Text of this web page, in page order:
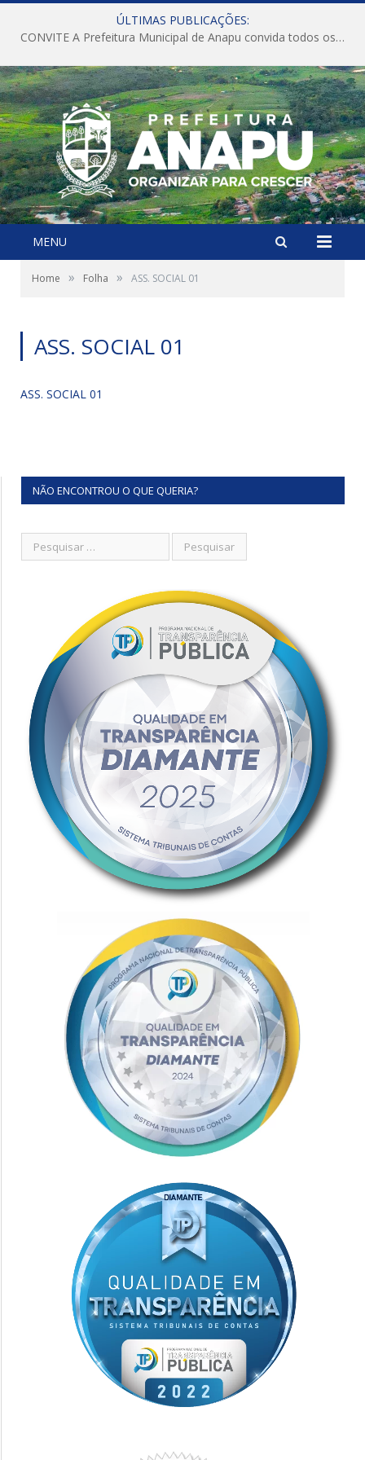
ÚLTIMAS PUBLICAÇÕES:
CONVITE A Prefeitura Municipal de Anapu convida todos os servidores públicos municipais para participarem da Audiência Pública de discussão da Lei de Diretrizes Orçamentárias (LDO), importante instrumento de planejamento das ações e investimentos da Administração Pública para o próximo exercício financeiro.
MENU
Home » Folha » ASS. SOCIAL 01
ASS. SOCIAL 01
ASS. SOCIAL 01
NÃO ENCONTROU O QUE QUERIA?